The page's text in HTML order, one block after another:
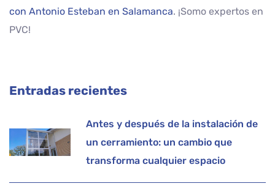
Entradas recientes
Antes y después de la instalación de
un cerramiento: un cambio que
transforma cualquier espacio
con Antonio Esteban en Salamanca. ¡Somo expertos en
PVC!